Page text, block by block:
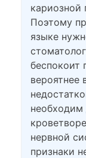
кариозной
Поэтому
языке
беспокоит
вероятнее
необходим
нервной
признаки